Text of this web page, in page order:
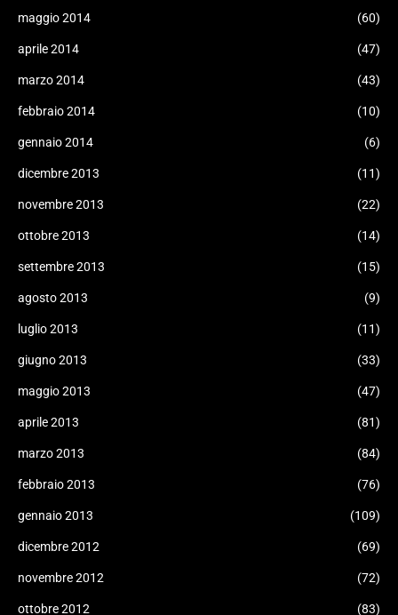
maggio 2014 (60)
aprile 2014 (47)
marzo 2014 (43)
febbraio 2014 (10)
gennaio 2014 (6)
dicembre 2013 (11)
novembre 2013 (22)
ottobre 2013 (14)
settembre 2013 (15)
agosto 2013 (9)
luglio 2013 (11)
giugno 2013 (33)
maggio 2013 (47)
aprile 2013 (81)
marzo 2013 (84)
febbraio 2013 (76)
gennaio 2013 (109)
dicembre 2012 (69)
novembre 2012 (72)
ottobre 2012 (83)